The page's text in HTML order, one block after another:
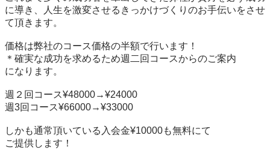
に導き、人生を激変させるきっかけづくりのお手伝いをさせ
て頂きます。
価格は弊社のコース価格の半額で行います！
＊確実な成功を求めるため週二回コースからのご案内
になります。
週２回コース¥48000→¥24000
週3回コース¥66000→¥33000
しかも通常頂いている入会金¥10000も無料にて
ご提供します！